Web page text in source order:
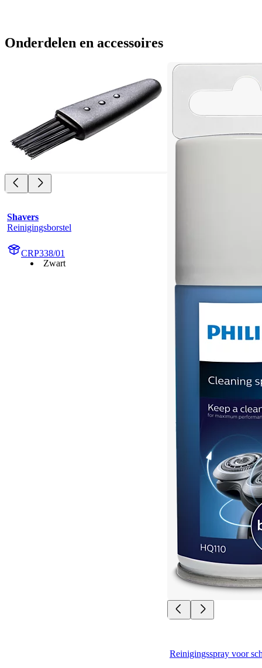
Onderdelen en accessoires
Shavers
Reinigingsborstel
CRP338/01
Zwart
Reinigingsspray voor